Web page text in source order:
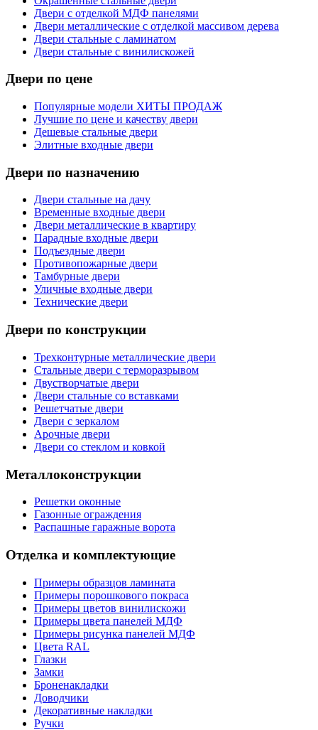
Двери с отделкой МДФ панелями
Двери металлические с отделкой массивом дерева
Двери стальные с ламинатом
Двери стальные с винилискожей
Двери по цене
Популярные модели ХИТЫ ПРОДАЖ
Лучшие по цене и качеству двери
Дешевые стальные двери
Элитные входные двери
Двери по назначению
Двери стальные на дачу
Временные входные двери
Двери металлические в квартиру
Парадные входные двери
Подъездные двери
Противопожарные двери
Тамбурные двери
Уличные входные двери
Технические двери
Двери по конструкции
Трехконтурные металлические двери
Стальные двери с терморазрывом
Двустворчатые двери
Двери стальные со вставками
Решетчатые двери
Двери с зеркалом
Арочные двери
Двери со стеклом и ковкой
Металлоконструкции
Решетки оконные
Газонные ограждения
Распашные гаражные ворота
Отделка и комплектующие
Примеры образцов ламината
Примеры порошкового покраса
Примеры цветов винилискожи
Примеры цвета панелей МДФ
Примеры рисунка панелей МДФ
Цвета RAL
Глазки
Замки
Броненакладки
Доводчики
Декоративные накладки
Ручки